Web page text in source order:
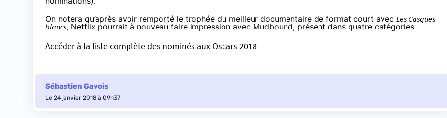
On notera qu’après avoir remporté le trophée du meilleur documentaire de format court avec Les Casques
blancs, Netflix pourrait à nouveau faire impression avec Mudbound, présent dans quatre catégories.
Accéder à la liste complète des nominés aux Oscars 2018
Sébastien Gavois
Le 24 janvier 2018 à 09h37